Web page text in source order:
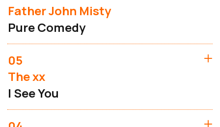
Father John Misty
Pure Comedy
05
The xx
I See You